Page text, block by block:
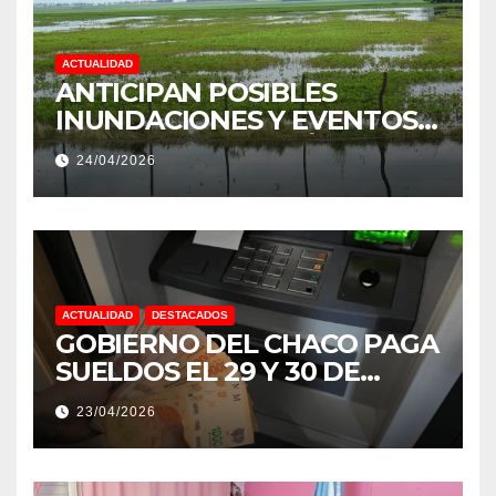
ACTUALIDAD
ANTICIPAN POSIBLES
INUNDACIONES Y EVENTOS
EXTREMOS: “PODRÍA SER UN
NIÑO MUY IMPORTANTE”
24/04/2026
ACTUALIDAD DESTACADOS
GOBIERNO DEL CHACO PAGA
SUELDOS EL 29 Y 30 DE
ABRIL, CON EL 2% DE
AUMENTO
23/04/2026